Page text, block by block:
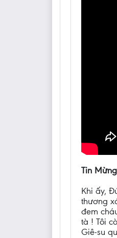
Tin
Khi ấy,
thương
đem
tà ! Tôi
Giê-su